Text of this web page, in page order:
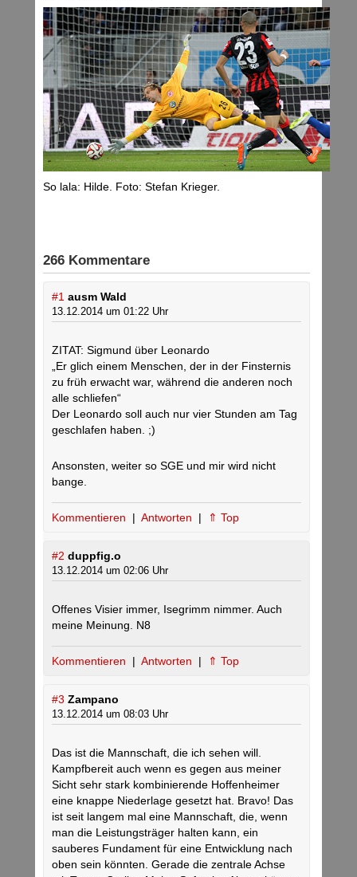
So lala: Hilde. Foto: Stefan Krieger.
266 Kommentare
#1 ausm Wald
13.12.2014 um 01:22 Uhr
ZITAT: Sigmund über Leonardo
„Er glich einem Menschen, der in der Finsternis
zu früh erwacht war, während die anderen noch
alle schliefen“
Der Leonardo soll auch nur vier Stunden am Tag
geschlafen haben. ;)
Ansonsten, weiter so SGE und mir wird nicht
bange.
Kommentieren | Antworten | ⇑ Top
#2 duppfig.o
13.12.2014 um 02:06 Uhr
Offenes Visier immer, Isegrimm nimmer. Auch
meine Meinung. N8
Kommentieren | Antworten | ⇑ Top
#3 Zampano
13.12.2014 um 08:03 Uhr
Das ist die Mannschaft, die ich sehen will.
Kampfbereit auch wenn es gegen aus meiner
Sicht sehr stark kombinierende Hoffenheimer
eine knappe Niederlage gesetzt hat. Bravo! Das
ist seit langem mal eine Mannschaft, die, wenn
man die Leistungsträger halten kann, ein
sauberes Fundament für eine Entwicklung nach
oben sein könnten. Gerade die zentrale Achse